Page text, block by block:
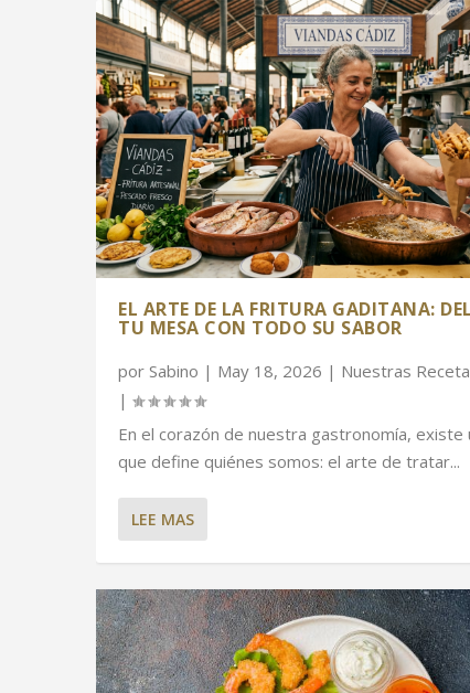
EL ARTE DE LA FRITURA GADITANA:
TU MESA CON TODO SU SABOR
por Sabino | May 18, 2026 | Nuestras
|
En el corazón de nuestra gastronomía, existe
que define quiénes somos: el arte de tratar...
LEE MAS